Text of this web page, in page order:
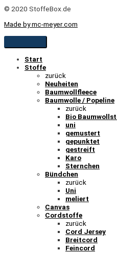
© 2020 StoffeBox.de
Made by mc-meyer.com
Start
Stoffe
zurück
Neuheiten
Baumwollfleece
Baumwolle / Popeline
zurück
Bio
uni
gemustert
gepunktet
gestreift
Karo
Sternchen
Bündchen
zurück
Uni
meliert
Canvas
Cordstoffe
zurück
Cord Jersey
Breitcord
Feincord